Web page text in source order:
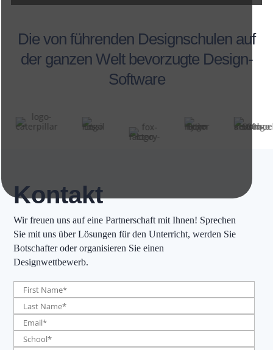
Die von führenden Designschulen auf
der ganzen Welt bevorzugte Design-
Software
Kontakt
Wir freuen uns auf eine Partnerschaft mit Ihnen! Sprechen
Sie mit uns über Lösungen für den Unterricht, werden Sie
Botschafter oder organisieren Sie einen
Designwettbewerb.